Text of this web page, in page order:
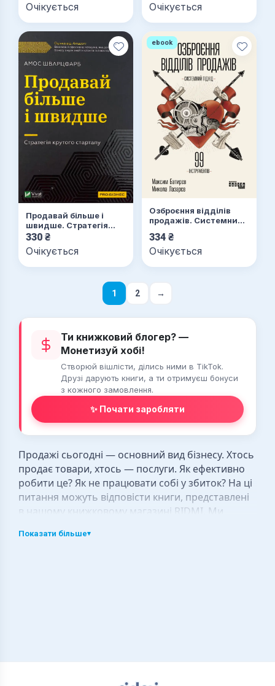
Очікується Очікується
Продавай більше і
швидше. Стратегія
крутого стартапу
330 ₴
Очікується
ebook
Озброєння відділів
продажів. Системний
334 ₴
Очікується
1 2 →
Ти книжковий блогер? —
Монетизуй хобі!
Створюй вішлісти, ділись ними в TikTok.
Друзі дарують книги, а ти отримуєш бонуси
з кожного замовлення.
✨ Почати заробляти
Продажі сьогодні — основний вид бізнесу. Хтось
продає товари, хтось — послуги. Як ефективно
робити це? Як не працювати собі у збиток? На ці
питання можуть відповісти книги, представлені
в нашому книжковому магазині RIDMI. Ми
найкращі праці вітчизняних та американських
покращити свої особистісні якості:
Показати більше▾